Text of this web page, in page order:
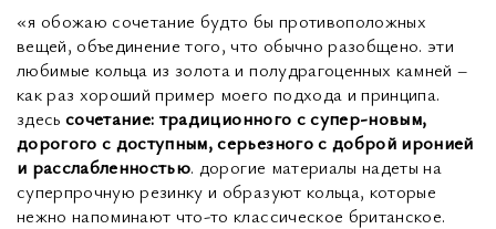
«я обожаю сочетание будто бы противоположных
вещей, объединение того, что обычно разобщено. эти
любимые кольца из золота и полудрагоценных камней –
как раз хороший пример моего подхода и принципа.
здесьсочетание: традиционного с супер-новым,
дорогого с доступным, серьезного с доброй иронией
и расслабленностью. дорогие материалы надеты на
суперпрочную резинку и образуют кольца, которые
нежно напоминают что-то классическое британское.